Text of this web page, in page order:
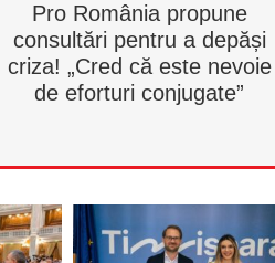
Pro România propune
consultări pentru a depăși
criza! „Cred că este nevoie
de eforturi conjugate”